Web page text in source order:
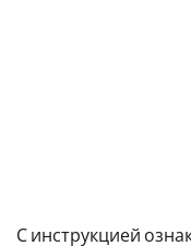
С инструкцией